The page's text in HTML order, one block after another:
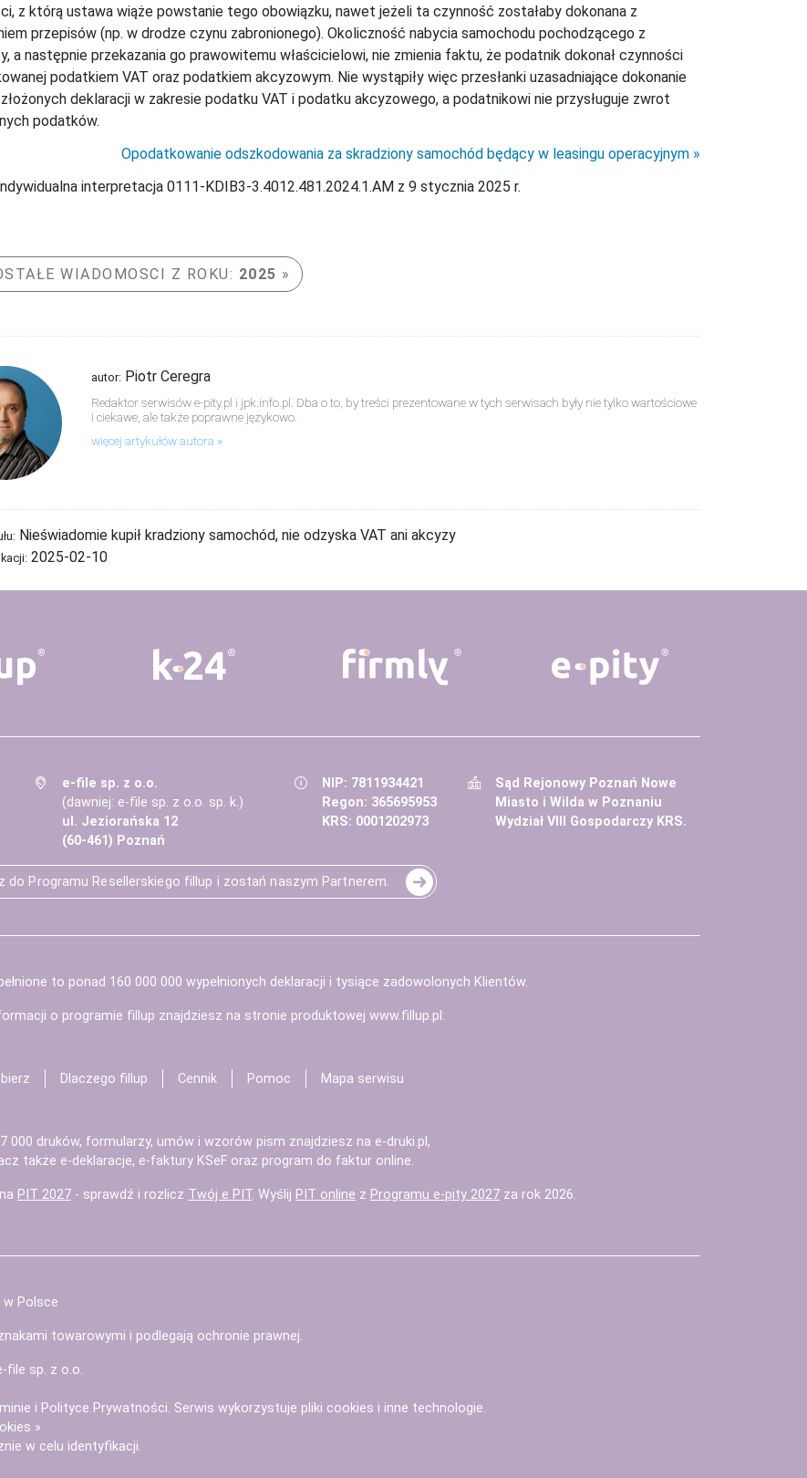
z którą ustawa wiąże powstanie tego obowiązku, nawet jeżeli ta czynność zostałaby dokonana z
przepisów (np. w drodze czynu zabronionego). Okoliczność nabycia samochodu pochodzącego z
a następnie przekazania go prawowitemu właścicielowi, nie zmienia faktu, że podatnik dokonał czynności
podatkiem VAT oraz podatkiem akcyzowym. Nie wystąpiły więc przesłanki uzasadniające dokonanie
deklaracji w zakresie podatku VAT i podatku akcyzowego, a podatnikowi nie przysługuje zwrot
podatków.
Opodatkowanie odszkodowania za skradziony samochód będący w leasingu operacyjnym
interpretacja 0111-KDIB3-3.4012.481.2024.1.AM z 9 stycznia 2025 r.
WIADOMOSCI Z ROKU: 2025
autor: Piotr Ceregra
Redaktor serwisów e-pity.pl i jpk.info.pl. Dba o to, by treści prezentowane w tych serwisach były nie tylko wartościowe
i ciekawe, ale także poprawne językowo.
więcej artykułów autora
Nieświadomie kupił kradziony samochód, nie odzyska VAT ani akcyzy
2025-02-10
e-file sp. z o.o.
(dawniej: e-file sp. z o.o. sp. k.)
ul. Jeziorańska 12
(60-461) Poznań
NIP: 7811934421
Regon: 365695953
KRS: 0001202973
Sąd Rejonowy Poznań Nowe
Miasto i Wilda w Poznaniu
Wydział VIII Gospodarczy KRS.
do Programu Resellerskiego fillup i zostań naszym Partnerem.
to ponad 160 000 000 wypełnionych deklaracji i tysiące zadowolonych Klientów.
o programie fillup znajdziesz na stronie produktowej www.fillup.pl :
Dlaczego fillup Cennik Pomoc Mapa serwisu
000 druków, formularzy, umów i wzorów pism znajdziesz na e-druki.pl ,
także e-deklaracje, e-faktury KSeF oraz program do faktur online.
PIT 2027 - sprawdź i rozlicz Twój e PIT. Wyślij PIT online z Programu e-pity 2027 za rok 2026.
w Polsce
towarowymi i podlegają ochronie prawnej.
file sp. z o.o.
i Polityce Prywatności. Serwis wykorzystuje pliki cookies i inne technologie.
»
w celu identyfikacji.